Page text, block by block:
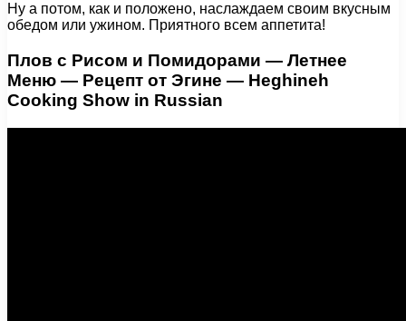
Ну а потом, как и положено, наслаждаем своим вкусным
обедом или ужином. Приятного всем аппетита!
Плов с Рисом и Помидорами — Летнее
Меню — Рецепт от Эгине — Heghineh
Cooking Show in Russian